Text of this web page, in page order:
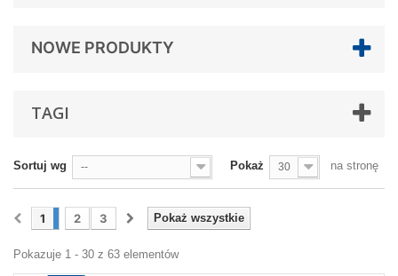
NOWE PRODUKTY
TAGI
Sortuj wg -- Pokaż 30 na stronę
Pokaż wszystkie
1 2 3
Pokazuje 1 - 30 z 63 elementów